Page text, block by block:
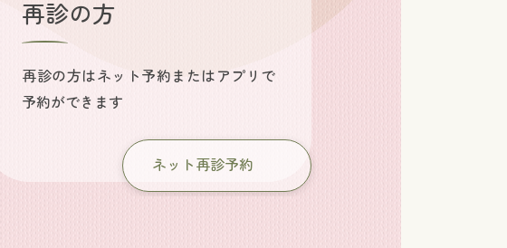
再診の方
再診の方はネット予約またはアプリで
予約ができます
ネット再診予約